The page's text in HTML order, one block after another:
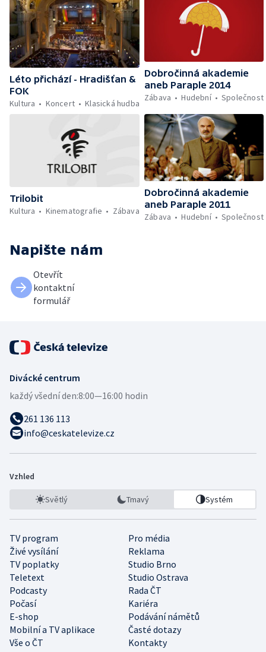
Léto přichází - Hradišťan &
FOK
Kultura
Koncert Klasická hudba
Dobročinná akademie
aneb Paraple 2014
Zábava
Hudební Společnost
Trilobit
Kultura
Kinematografie Zábava
Dobročinná akademie
aneb Paraple 2011
Zábava
Hudební Společnost
Napište nám
Otevřít
kontaktní
formulář
Divácké centrum
každý všední den:8:00—16:00 hodin
261 136 113
info@ceskatelevize.cz
Vzhled
Světlý Tmavý Systém
TV program
Pro média
Živé vysílání
Reklama
TV poplatky
Studio Brno
Teletext
Studio Ostrava
Podcasty
Rada ČT
Počasí
Kariéra
E-shop
Podávání námětů
Mobilní a TV aplikace
Časté dotazy
Vše o ČT
Kontakty